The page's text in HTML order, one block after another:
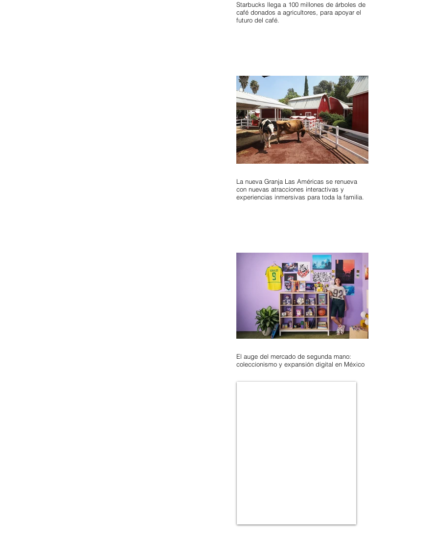
Starbucks llega a 100 millones de árboles de
café donados a agricultores, para apoyar el
futuro del café.
La nueva Granja Las Américas se renueva
con nuevas atracciones interactivas y
experiencias inmersivas para toda la familia.
El auge del mercado de segunda mano:
coleccionismo y expansión digital en México